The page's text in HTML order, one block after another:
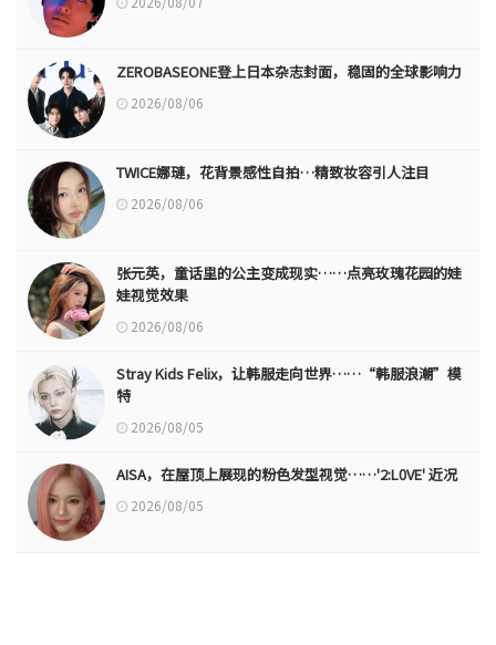
ZEROBASEONE登上日本杂志封面，稳固的全球影响力
2026/08/06
TWICE娜璉，花背景感性自拍…精致妆容引人注目
2026/08/06
张元英，童话里的公主变成现实……点亮玫瑰花园的娃
娃视觉效果
2026/08/06
Stray Kids Felix，让韩服走向世界……“韩服浪潮”模
特
2026/08/05
AISA，在屋顶上展现的粉色发型视觉……'2:L0VE' 近况
2026/08/05